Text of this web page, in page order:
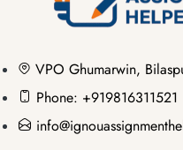
VPO Ghumarwin,
Phone: +919816311521